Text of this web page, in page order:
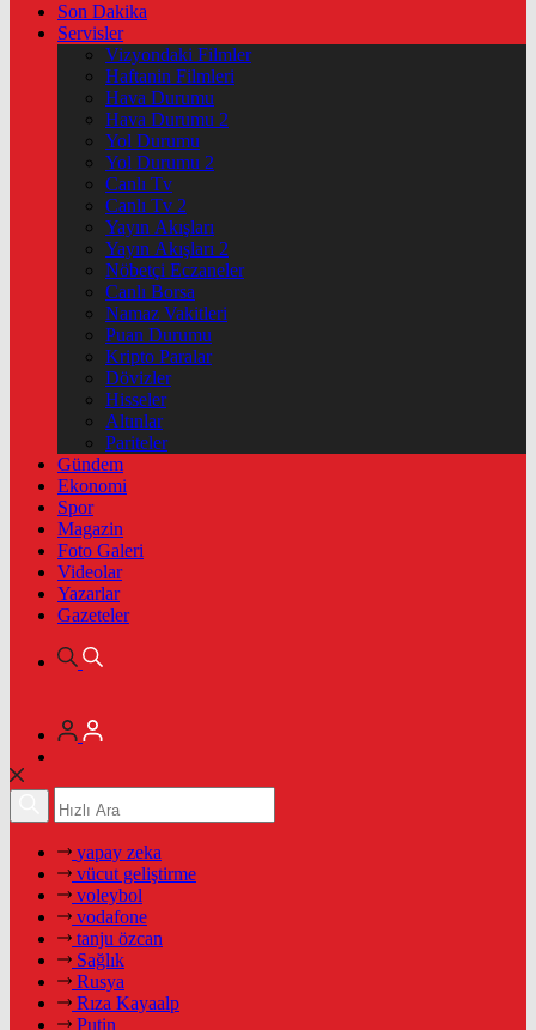
Son Dakika
Servisler
Vizyondaki Filmler
Haftanin Filmleri
Hava Durumu
Hava Durumu 2
Yol Durumu
Yol Durumu 2
Canlı Tv
Canlı Tv 2
Yayın Akışları
Yayın Akışları 2
Nöbetçi Eczaneler
Canlı Borsa
Namaz Vakitleri
Puan Durumu
Kripto Paralar
Dövizler
Hisseler
Altınlar
Pariteler
Gündem
Ekonomi
Spor
Magazin
Foto Galeri
Videolar
Yazarlar
Gazeteler
yapay zeka
vücut geliştirme
voleybol
vodafone
tanju özcan
Sağlık
Rusya
Rıza Kayaalp
Putin